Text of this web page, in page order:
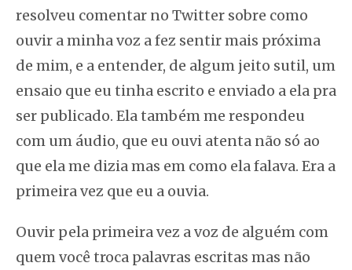
resolveu comentar no Twitter sobre como
ouvir a minha voz a fez sentir mais próxima
de mim, e a entender, de algum jeito sutil, um
ensaio que eu tinha escrito e enviado a ela pra
ser publicado. Ela também me respondeu
com um áudio, que eu ouvi atenta não só ao
que ela me dizia mas em como ela falava. Era a
primeira vez que eu a ouvia.
Ouvir pela primeira vez a voz de alguém com
quem você troca palavras escritas mas não